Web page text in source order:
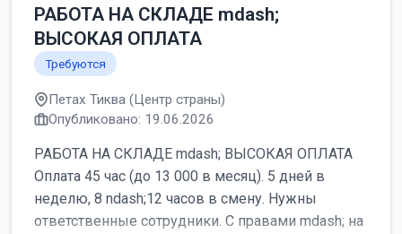
РАБОТА НА СКЛАДЕ mdash;
ВЫСОКАЯ ОПЛАТА
Требуются
Петах Тиква (Центр страны)
Опубликовано: 19.06.2026
РАБОТА НА СКЛАДЕ mdash; ВЫСОКАЯ ОПЛАТА
Оплата 45 час (до 13 000 в месяц). 5 дней в
неделю, 8 ndash;12 часов в смену. Нужны
ответственные сотрудники. С правами mdash; на